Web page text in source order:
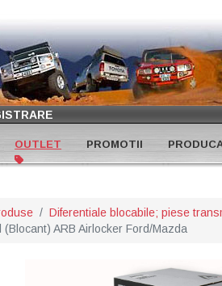
OUTLET PROMOTII
Diferentiale blocabile; piese
(Blocant) ARB Airlocker Ford/Mazda